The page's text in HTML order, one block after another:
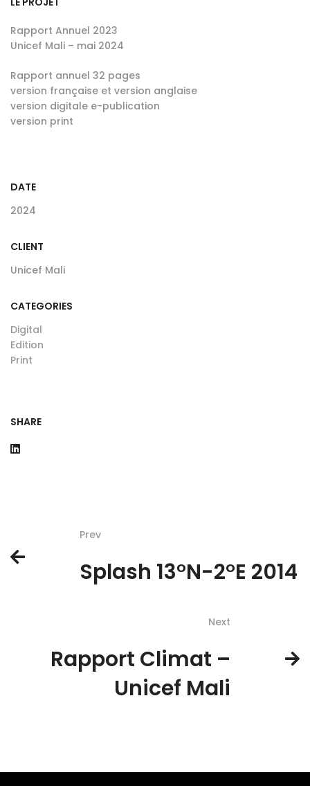
Rapport Annuel 2023
Unicef Mali – mai 2024
Rapport annuel 32 pages
version française et version anglaise
version digitale e-publication
version print
DATE
2024
CLIENT
Unicef Mali
CATEGORIES
Digital
Edition
Print
SHARE
Prev
Splash 13°N-2°E 2014
Next
Rapport Climat –
Unicef Mali